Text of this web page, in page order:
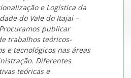
e Logística da
do Vale do Itajaí –
publicar
trabalhos teóricos-
e tecnológicos nas áreas
Diferentes
teóricas e